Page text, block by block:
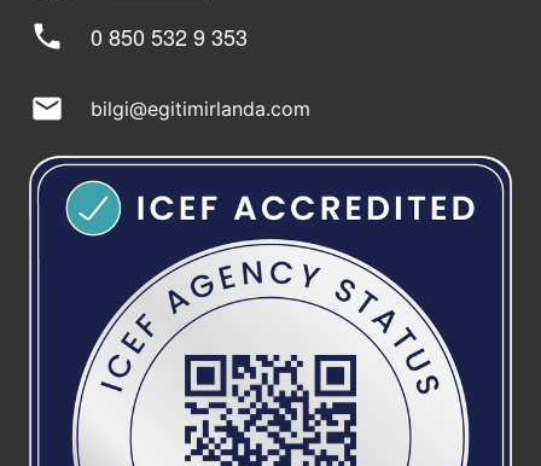
phone 0 850 532 9 353
mail bilgi@egitimirlanda.com